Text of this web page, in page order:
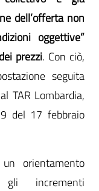
dell’offerta non
oggettive”
prezzi. Con ciò,
seguita
TAR Lombardia,
del 17 febbraio
orientamento
gli incrementi